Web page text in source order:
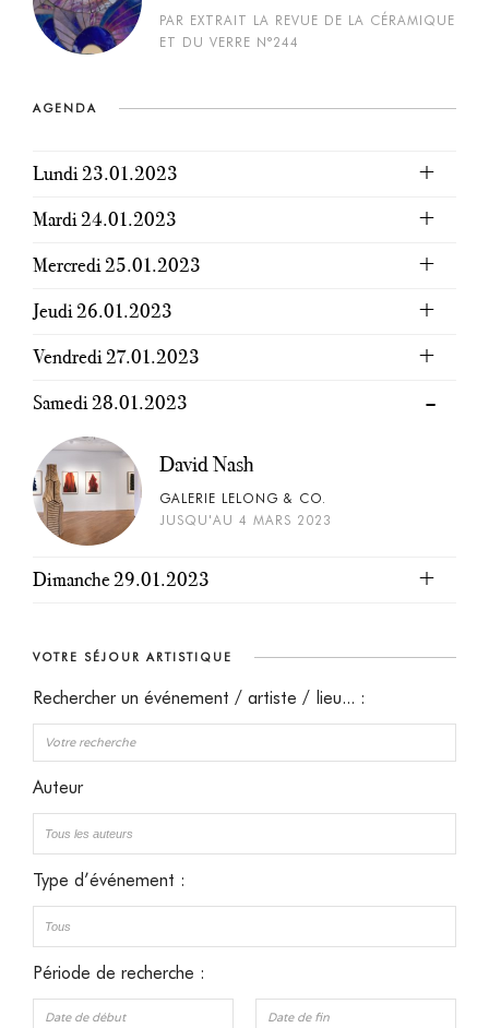
PAR EXTRAIT LA REVUE DE LA CÉRAMIQUE
ET DU VERRE N°244
AGENDA
Lundi 23.01.2023
Mardi 24.01.2023
Mercredi 25.01.2023
Jeudi 26.01.2023
Vendredi 27.01.2023
Samedi 28.01.2023
David Nash
GALERIE LELONG & CO.
JUSQU'AU 4 MARS 2023
Dimanche 29.01.2023
VOTRE SÉJOUR ARTISTIQUE
Rechercher un événement / artiste / lieu... :
Auteur
Type d’événement :
Période de recherche :